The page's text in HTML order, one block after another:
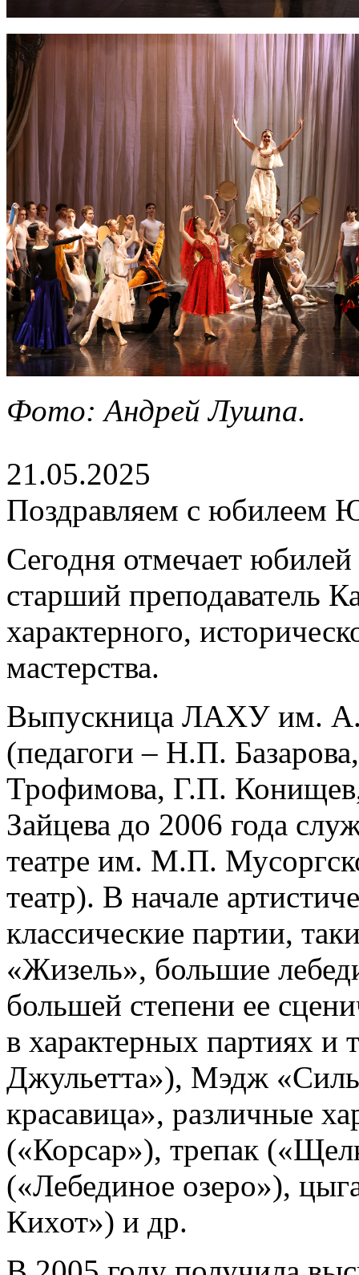
Фото: Андрей Лушпа.
21.05.2025
Поздравляем с юбилеем
Сегодня отмечает
старший преподаватель
характерного,
мастерства.
Выпускница ЛАХУ им.
(педагоги – Н.П.
Трофимова, Г.П.
Зайцева до 2006 года
театре им. М.П.
театр). В начале
классические партии,
«Жизель», большие
большей степени ее
в характерных партиях
Джульетта»), Мэдж
красавица», различные
(«Корсар»), трепак
(«Лебединое озеро»),
Кихот») и др.